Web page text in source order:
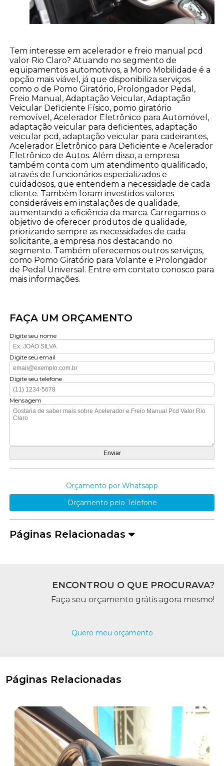
Tem interesse em acelerador e freio manual pcd
valor Rio Claro? Atuando no segmento de
equipamentos automotivos, a Moro Mobilidade é a
opção mais viável, já que disponibiliza serviços
como o de Pomo Giratório, Prolongador Pedal,
Freio Manual, Adaptação Veicular, Adaptação
Veicular Deficiente Físico, pomo giratório
removível, Acelerador Eletrônico para Automóvel,
adaptação veicular para deficientes, adaptação
veicular pcd, adaptação veicular para cadeirantes,
Acelerador Eletrônico para Deficiente e Acelerador
Eletrônico de Autos. Além disso, a empresa
também conta com um atendimento qualificado,
através de funcionários especializados e
cuidadosos, que entendem a necessidade de cada
cliente. Também foram investidos valores
consideráveis em instalações de qualidade,
aumentando a eficiência da marca. Carregamos o
objetivo de oferecer produtos de qualidade,
priorizando sempre as necessidades de cada
solicitante, a empresa nos destacando no
segmento. Também oferecemos outros serviços,
como Pomo Giratório para Volante e Prolongador
de Pedal Universal. Entre em contato conosco para
mais informações.
FAÇA UM ORÇAMENTO
Digite seu nome
Digite seu email
Digite seu telefone
Mensagem
Orçamento por Whatsapp
Orçamento pelo Telefone
Páginas Relacionadas
ENCONTROU O QUE PROCURAVA?
Faça seu orçamento grátis agora mesmo!
Quero meu orçamento
Páginas Relacionadas